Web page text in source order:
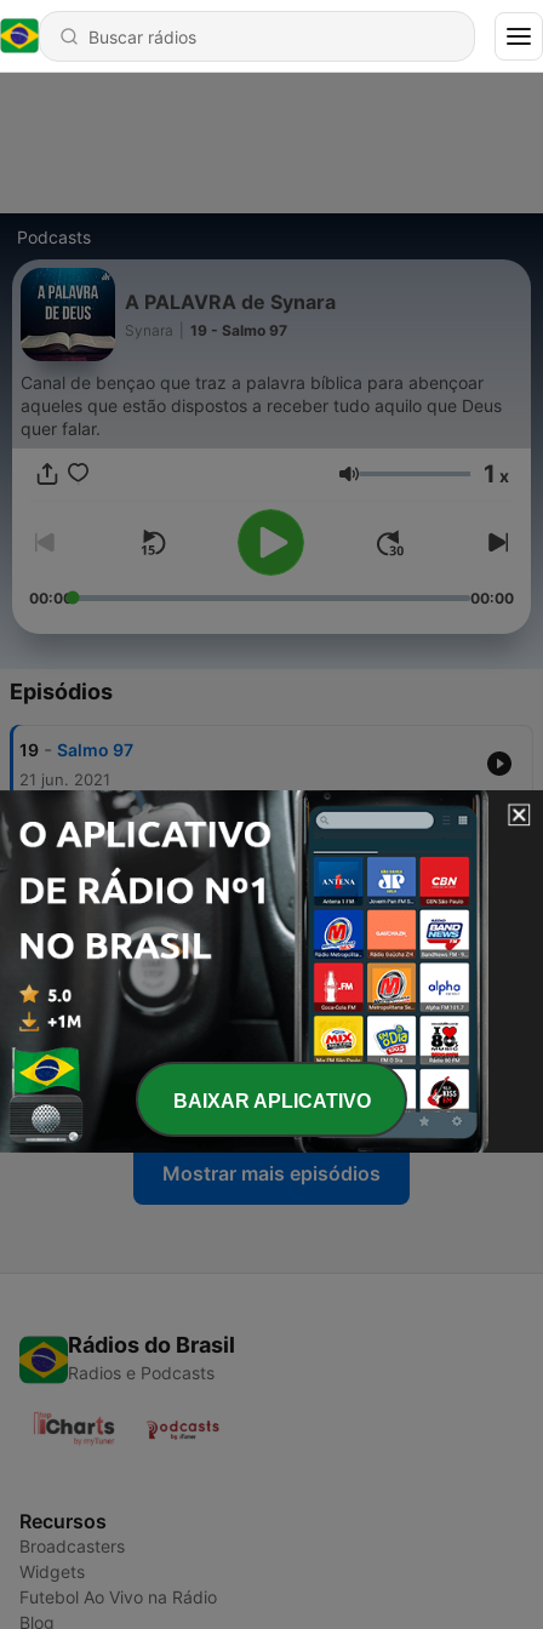
Podcasts
A PALAVRA de Synara
Synara 19 - Salmo 97
Canal de bençao que traz a palavra bíblica para abençoar
aqueles que estão dispostos a receber tudo aquilo que Deus
quer falar.
Volume 1 x
00:00 00:00
Episódios
19 - Salmo 97
21 jun. 2021
18 - Mateus 16:1-4
17 - Salmo 40
20 abr. 2021
16 Salmo 147
01 abr. 2021
15 - Lucas 24:13-31
31 mar. 2021
Mostrar mais episódios
Rádios do Brasil
Radios e Podcasts
Recursos
Broadcasters
Widgets
Futebol Ao Vivo na Rádio
Blog
BAIXAR APLICATIVO